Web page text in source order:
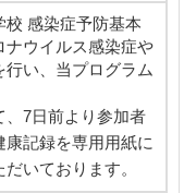
校 感染症予防基本
ナウイルス感染症や
い、当プログラム
、7日前より参加者
康記録を専用用紙に
いております。